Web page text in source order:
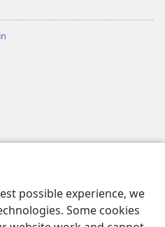
possible experience, we
Some cookies